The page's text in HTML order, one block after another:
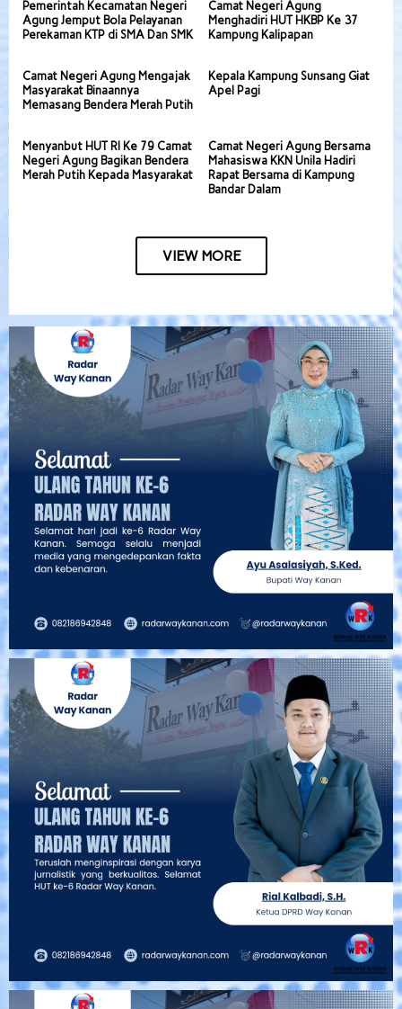
Pemerintah Kecamatan Negeri
Agung Jemput Bola Pelayanan
Perekaman KTP di SMA Dan SMK
Camat Negeri Agung
Menghadiri HUT HKBP Ke 37
Kampung Kalipapan
Camat Negeri Agung Mengajak
Masyarakat Binaannya
Memasang Bendera Merah Putih
Kepala Kampung Sunsang Giat
Apel Pagi
Menyanbut HUT RI Ke 79 Camat
Negeri Agung Bagikan Bendera
Merah Putih Kepada Masyarakat
Camat Negeri Agung Bersama
Mahasiswa KKN Unila Hadiri
Rapat Bersama di Kampung
Bandar Dalam
VIEW MORE